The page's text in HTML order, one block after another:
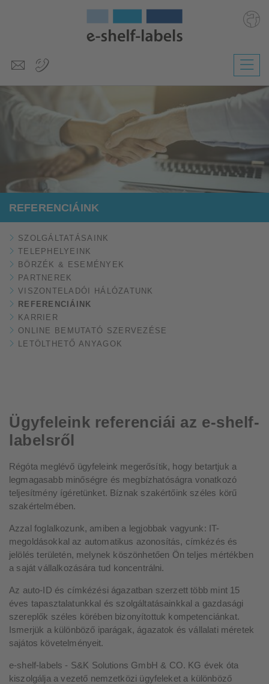
Česky
Nederlands
REFERENCIÁINK
SZOLGÁLTATÁSAINK
TELEPHELYEINK
BÖRZÉK & ESEMÉNYEK
PARTNEREK
VISZONTELADÓI HÁLÓZATUNK
REFERENCIÁINK
KARRIER
ONLINE BEMUTATÓ SZERVEZÉSE
LETÖLTHETŐ ANYAGOK
Ügyfeleink referenciái az e-shelf-
labelsről
Régóta meglévő ügyfeleink megerősítik, hogy betartjuk a
legmagasabb minőségre és megbízhatóságra vonatkozó
teljesítmény ígéretünket. Bíznak szakértőink széles körű
szakértelmében.
Azzal foglalkozunk, amiben a legjobbak vagyunk: IT-
megoldásokkal az automatikus azonosítás, címkézés és
jelölés területén, melynek köszönhetően Ön teljes mértékben
a saját vállalkozására tud koncentrálni.
Az auto-ID és címkézési ágazatban szerzett több mint 15
éves tapasztalatunkkal és szolgáltatásainkkal a gazdasági
szereplők széles körében bizonyítottuk kompetenciánkat.
Ismerjük a különböző iparágak, ágazatok és vállalati méretek
sajátos követelményeit.
e-shelf-labels - S&K Solutions GmbH & CO. KG évek óta
kiszolgálja a vezető nemzetközi ügyfeleket a különböző